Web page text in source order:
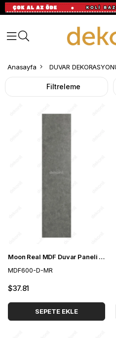
Anasayfa DUVAR
Filtreleme
Moon Real MDF Duvar Paneli 60*275 cm
MDF600-D-MR
$37.81
SEPETE EKLE
MDF
Duvar
Paneli